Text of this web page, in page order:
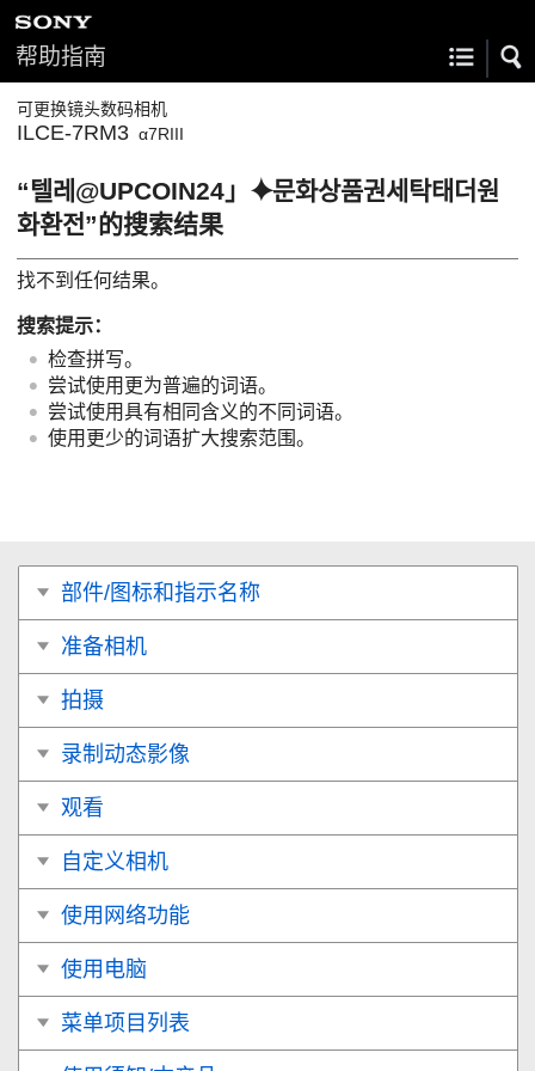
帮助指南
可更换镜头数码相机
ILCE-7RM3 α7RIII
“텔레@UPCOIN24」⯌문화상품권세탁태더원
화환전”的搜索结果
找不到任何结果。
搜索提示：
检查拼写。
尝试使用更为普遍的词语。
尝试使用具有相同含义的不同词语。
使用更少的词语扩大搜索范围。
部件/图标和指示名称
准备相机
拍摄
录制动态影像
观看
自定义相机
使用网络功能
使用电脑
菜单项目列表